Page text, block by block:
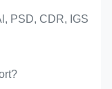
PSD, CDR, IGS